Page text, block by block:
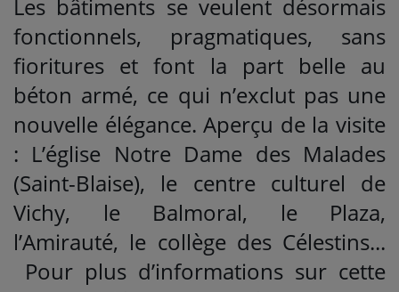
Les bâtiments se veulent désormais
fonctionnels, pragmatiques, sans
fioritures et font la part belle au
béton armé, ce qui n’exclut pas une
nouvelle élégance. Aperçu de la visite
: L’église Notre Dame des Malades
(Saint-Blaise), le centre culturel de
Vichy, le Balmoral, le Plaza,
l’Amirauté, le collège des Célestins...
Pour plus d’informations sur cette